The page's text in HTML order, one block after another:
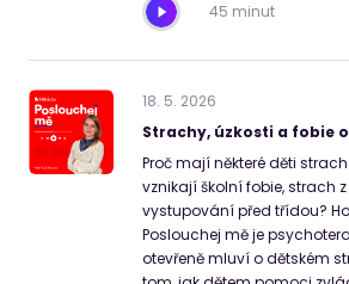
45 minut
18. 5. 2026
Strachy, úzkosti a fobie
Proč mají některé děti
vznikají školní fobie, strach
vystupování před třídou?
Poslouchej mě je
otevřeně mluví o dětském